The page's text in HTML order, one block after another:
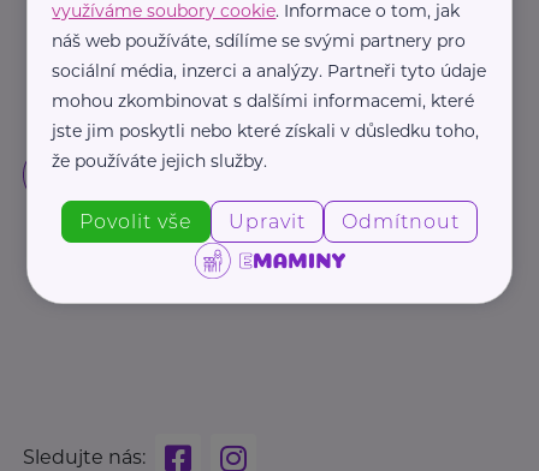
Sledujte nás:
využíváme soubory cookie. Informace o tom, jak
náš web používáte, sdílíme se svými partnery pro
sociální média, inzerci a analýzy. Partneři tyto údaje
mohou zkombinovat s dalšími informacemi, které
jste jim poskytli nebo které získali v důsledku toho,
že používáte jejich služby.
Povolit vše Upravit Odmítnout